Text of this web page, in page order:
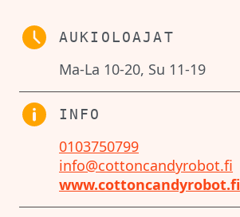
AUKIOLOAJAT
Ma-La 10-20, Su 11-19
INFO
0103750799
info@cottoncandyrobot.fi
www.cottoncandyrobot.fi